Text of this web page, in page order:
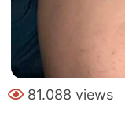
81.088 views